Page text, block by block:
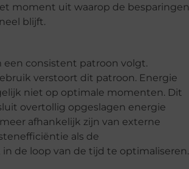
moment uit waarop de besparingen
blijft.
consistent patroon volgt.
verstoort dit patroon. Energie
niet op optimale momenten. Dit
overtollig opgeslagen energie
afhankelijk zijn van externe
als de
de loop van de tijd te optimaliseren.